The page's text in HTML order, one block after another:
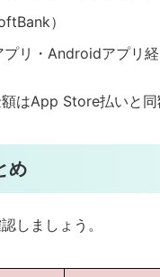
）
リ・Androidアプリ経
はApp Store払いと
め
しましょう。